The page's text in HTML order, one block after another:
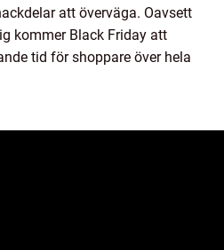
att överväga. Oavsett
kommer Black Friday att
tid för shoppare över hela